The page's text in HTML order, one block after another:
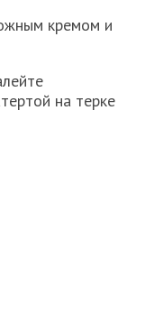
кремом и
на терке